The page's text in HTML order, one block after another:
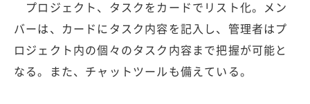
プロジェクト、タスクをカードでリスト化。メン
バーは、カードにタスク内容を記入し、管理者はプ
ロジェクト内の個々のタスク内容まで把握が可能と
なる。また、チャットツールも備えている。